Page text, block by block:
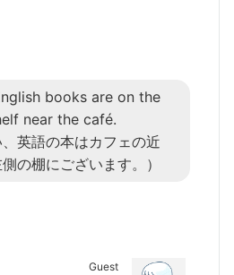
books are on the
near the café.
、英語の本はカフェの近
の棚にございます。）
Guest